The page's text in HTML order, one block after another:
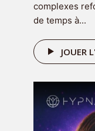
Recevez
de 7
gagner
ci-
complexes
de temps à...
JOUER